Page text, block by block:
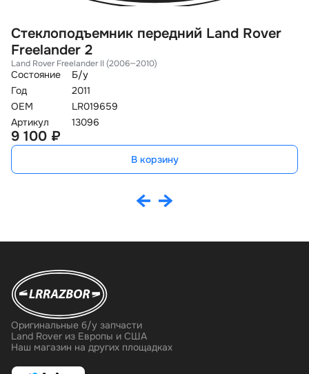
Стеклоподъемник передний Land Rover
Freelander 2
Land Rover Freelander II (2006—2010)
Состояние
Б/у
Год
2011
OEM
LR019659
Артикул
13096
9 100 ₽
В корзину
Оригинальные б/у запчасти
Land Rover из Европы и США
Наш магазин на других площадках